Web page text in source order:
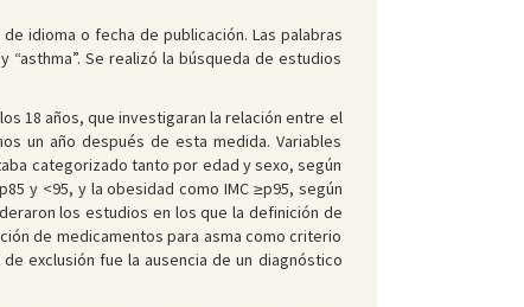
idioma o fecha de publicación. Las palabras
“asthma”. Se realizó la búsqueda de estudios
18 años, que investigaran la relación entre el
un año después de esta medida. Variables
categorizado tanto por edad y sexo, según
y <95, y la obesidad como IMC ≥p95, según
los estudios en los que la definición de
de medicamentos para asma como criterio
exclusión fue la ausencia de un diagnóstico